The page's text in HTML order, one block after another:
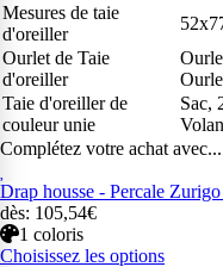
Mesures de taie
d'oreiller
Ourlet de Taie
d'oreiller
Taie d'oreiller de
couleur unie
Sac,
Complétez votre achat avec...
Drap housse - Percale
dès: 105,54€
1 coloris
Choisissez les options